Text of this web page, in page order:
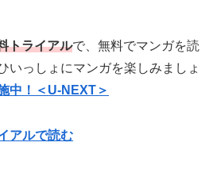
トライアルで、無料でマンガを読
いっしょにマンガを楽しみましょ
中！＜U-NEXT＞
アルで読む